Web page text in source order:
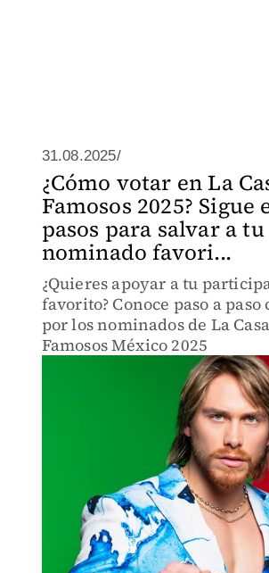
31.08.2025/
¿Cómo votar en La
Famosos 2025? Sigue
pasos para salvar a tu
nominado favori...
¿Quieres apoyar a tu
favorito? Conoce paso a paso
por los nominados de La
Famosos México 2025